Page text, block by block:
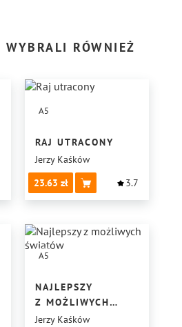
WYBRALI RÓWNIEŻ
A5
RAJ UTRACONY
Jerzy Kaśków
23.63
3.7
A5
NAJLEPSZY
Z MOŻLIWYCH
ŚWIATÓW
Jerzy Kaśków